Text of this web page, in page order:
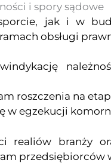
i spory sądowe
jak i w
obsługi
roszczenia na
w egzekucji
realiów branży
przedsiębiorców